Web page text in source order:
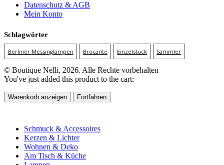
Datenschutz & AGB
Mein Konto
Schlagwörter
Berliner Messinglampen Brocante Einzelstück Sammler
© Boutique Nelli, 2026. Alle Rechte vorbehalten
You've just added this product to the cart:
Warenkorb anzeigen Fortfahren
Schmuck & Accessoires
Kerzen & Lichter
Wohnen & Deko
Am Tisch & Küche